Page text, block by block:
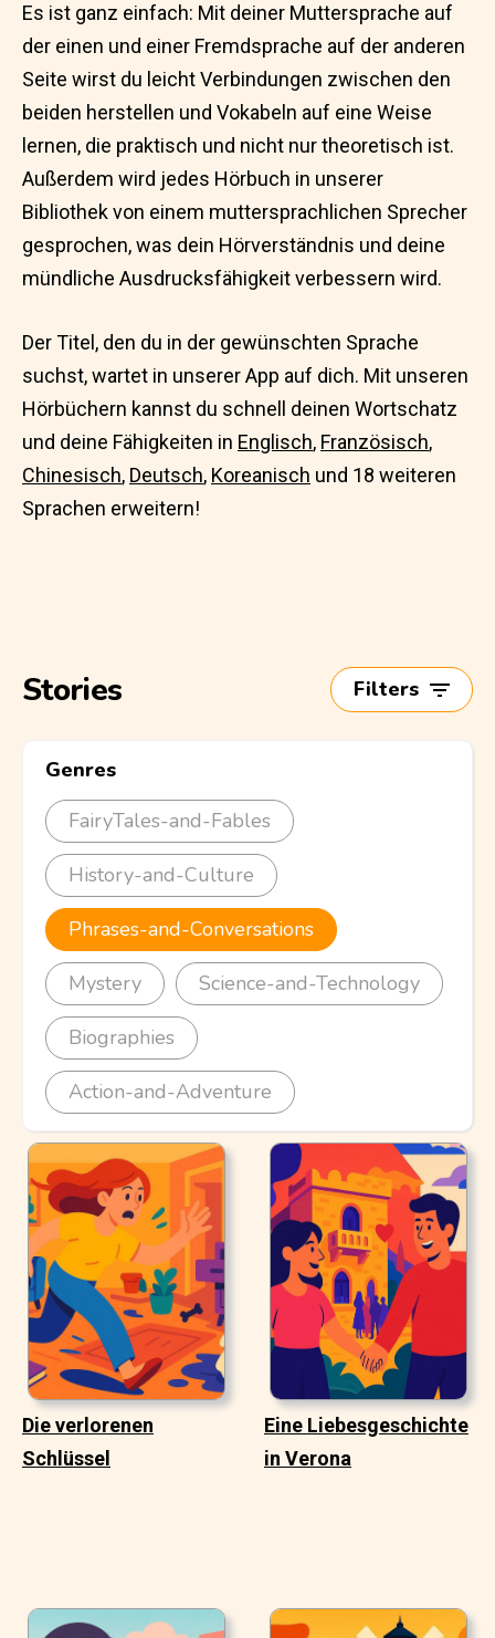
Es ist ganz einfach: Mit deiner Muttersprache auf
der einen und einer Fremdsprache auf der anderen
Seite wirst du leicht Verbindungen zwischen den
beiden herstellen und Vokabeln auf eine Weise
lernen, die praktisch und nicht nur theoretisch ist.
Außerdem wird jedes Hörbuch in unserer
Bibliothek von einem muttersprachlichen Sprecher
gesprochen, was dein Hörverständnis und deine
mündliche Ausdrucksfähigkeit verbessern wird.
Der Titel, den du in der gewünschten Sprache
suchst, wartet in unserer App auf dich. Mit unseren
Hörbüchern kannst du schnell deinen Wortschatz
und deine Fähigkeiten in Englisch, Französisch,
Chinesisch, Deutsch, Koreanisch und 18 weiteren
Sprachen erweitern!
Stories Filters
Genres
FairyTales-and-Fables
History-and-Culture
Phrases-and-Conversations
Mystery Science-and-Technology
Biographies
Action-and-Adventure
Die verlorenen
Schlüssel
Eine Liebesgeschichte
in Verona